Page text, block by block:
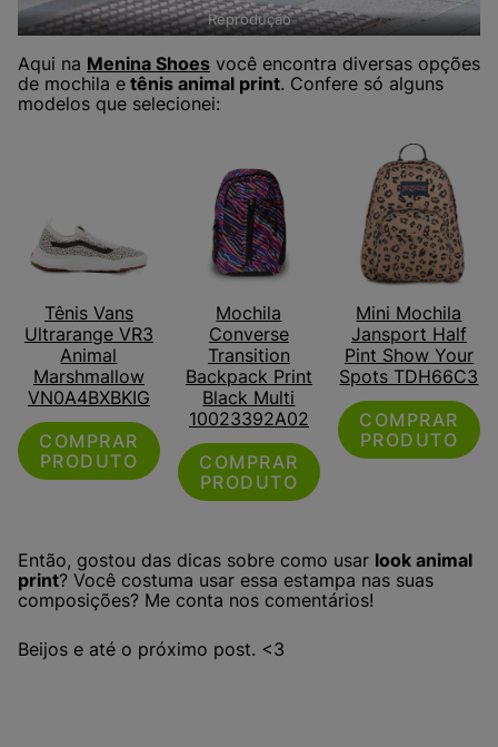
Reprodução
Aqui na Menina Shoes você encontra diversas opções
de mochila e tênis animal print. Confere só alguns
modelos que selecionei:
Tênis Vans
Ultrarange VR3
Animal
Marshmallow
VN0A4BXBKIG
COMPRAR
PRODUTO
Mochila
Converse
Transition
Backpack Print
Black Multi
10023392A02
COMPRAR
PRODUTO
Mini Mochila
Jansport Half
Pint Show Your
Spots TDH66C3
COMPRAR
PRODUTO
Então, gostou das dicas sobre como usar look animal
print? Você costuma usar essa estampa nas suas
composições? Me conta nos comentários!
Beijos e até o próximo post. <3